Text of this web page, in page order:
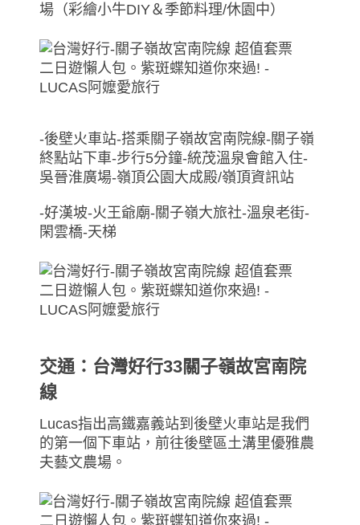
場（彩繪小牛DIY＆季節料理/休園中）
-後壁火車站-搭乘關子嶺故宮南院線-關子嶺
終點站下車-步行5分鐘-統茂溫泉會館入住-
吳晉淮廣場-嶺頂公園大成殿/嶺頂資訊站
-好漢坡-火王爺廟-關子嶺大旅社-溫泉老街-
閑雲橋-天梯
交通：台灣好行33關子嶺故宮南院
線
Lucas指出高鐵嘉義站到後壁火車站是我們
的第一個下車站，前往後壁區土溝里優雅農
夫藝文農場。